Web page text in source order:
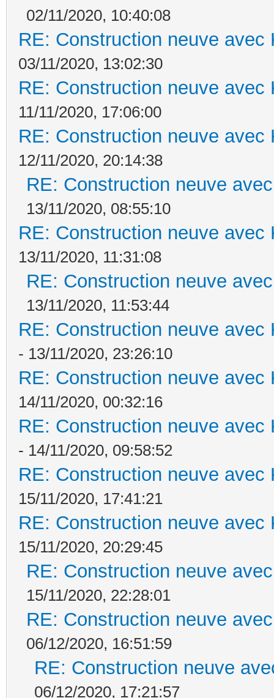
02/11/2020, 10:40:08
RE: Construction neuve avec
03/11/2020, 13:02:30
RE: Construction neuve avec
11/11/2020, 17:06:00
RE: Construction neuve avec
12/11/2020, 20:14:38
RE: Construction neuve
13/11/2020, 08:55:10
RE: Construction neuve avec
13/11/2020, 11:31:08
RE: Construction neuve
13/11/2020, 11:53:44
RE: Construction neuve avec
- 13/11/2020, 23:26:10
RE: Construction neuve avec
14/11/2020, 00:32:16
RE: Construction neuve avec
- 14/11/2020, 09:58:52
RE: Construction neuve avec
15/11/2020, 17:41:21
RE: Construction neuve avec
15/11/2020, 20:29:45
RE: Construction neuve
15/11/2020, 22:28:01
RE: Construction neuve
06/12/2020, 16:51:59
RE: Construction neuve
06/12/2020, 17:21:57